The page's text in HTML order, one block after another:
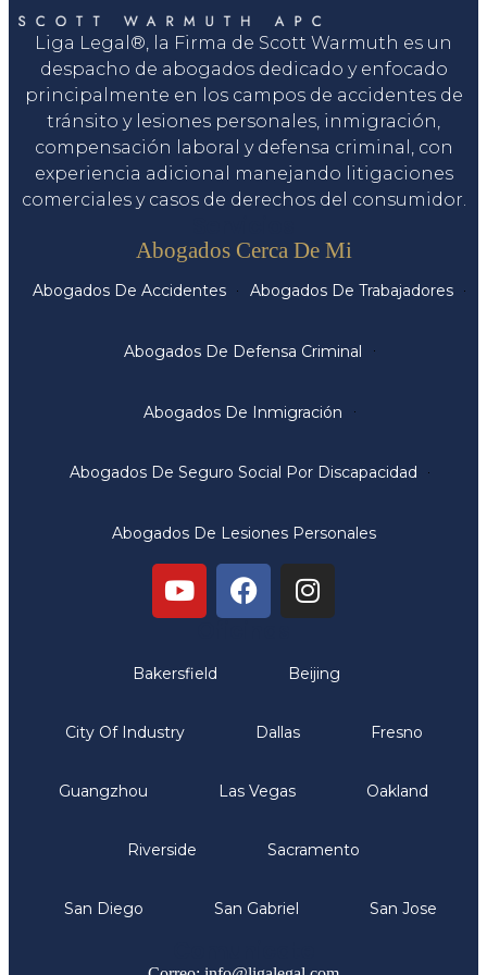
Liga Legal®, la Firma de Scott Warmuth es un
despacho de abogados dedicado y enfocado
principalmente en los campos de accidentes de
tránsito y lesiones personales, inmigración,
compensación laboral y defensa criminal, con
experiencia adicional manejando litigaciones
comerciales y casos de derechos del consumidor.
Abogados Cerca De Mi
Abogados De Accidentes Abogados De Trabajadores
Abogados De Defensa Criminal
Abogados De Inmigración
Abogados De Seguro Social Por Discapacidad
Abogados De Lesiones Personales
Bakersfield Beijing
City Of Industry Dallas Fresno
Guangzhou Las Vegas Oakland
Riverside Sacramento
San Diego San Gabriel San Jose